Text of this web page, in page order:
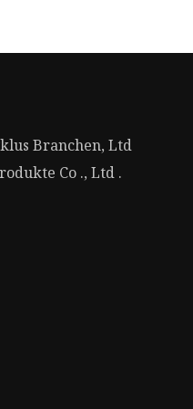
Branchen, Ltd
Co ., Ltd .